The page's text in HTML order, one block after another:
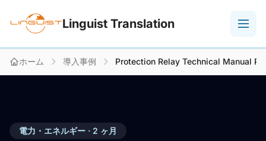
Linguist Translation
ホーム 導入事例 Protection Relay Technical Manual
電力・エネルギー · 2 ヶ月